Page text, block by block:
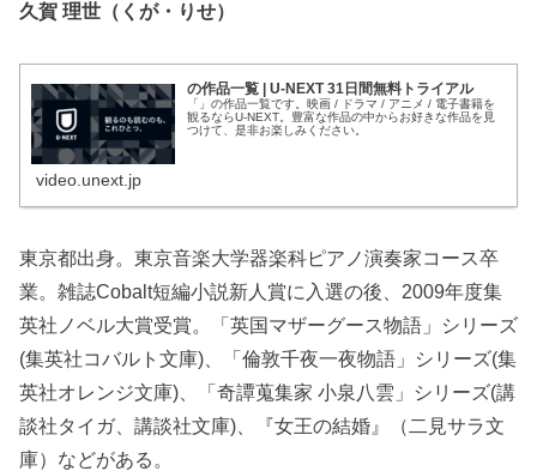
久賀 理世（くが・りせ）
の作品一覧 | U-NEXT 31日間無料トライアル
「」の作品一覧です。映画 / ドラマ / アニメ / 電子書籍を
観るならU-NEXT。豊富な作品の中からお好きな作品を見
つけて、是非お楽しみください。
video.unext.jp
東京都出身。東京音楽大学器楽科ピアノ演奏家コース卒
業。雑誌Cobalt短編小説新人賞に入選の後、2009年度集
英社ノベル大賞受賞。「英国マザーグース物語」シリーズ
(集英社コバルト文庫)、「倫敦千夜一夜物語」シリーズ(集
英社オレンジ文庫)、「奇譚蒐集家 小泉八雲」シリーズ(講
談社タイガ、講談社文庫)、『女王の結婚』（二見サラ文
庫）などがある。